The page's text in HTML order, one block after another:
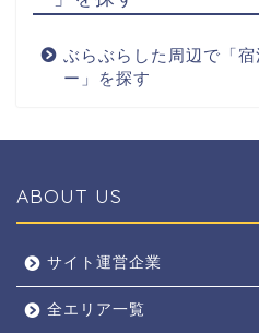
ぶらぶらした周辺で「
ー」を探す
ABOUT US
サイト運営企業
全エリア一覧